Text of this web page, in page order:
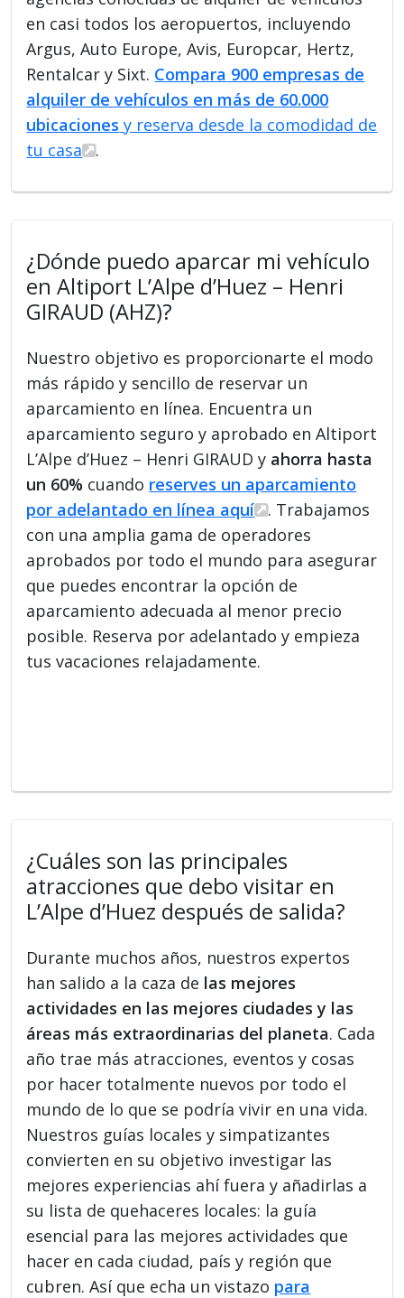
en casi todos los aeropuertos, incluyendo
Argus, Auto Europe, Avis, Europcar, Hertz,
Rentalcar y Sixt. Compara 900 empresas de
alquiler de vehículos en más de 60.000
ubicaciones y reserva desde la comodidad de
tu casa
.
¿Dónde puedo aparcar mi vehículo
en Altiport L’Alpe d’Huez – Henri
GIRAUD (AHZ)?
Nuestro objetivo es proporcionarte el modo
más rápido y sencillo de reservar un
aparcamiento en línea. Encuentra un
aparcamiento seguro y aprobado en Altiport
L’Alpe d’Huez – Henri GIRAUD y ahorra hasta
un 60% cuando reserves un aparcamiento
por adelantado en línea aquí
. Trabajamos
con una amplia gama de operadores
aprobados por todo el mundo para asegurar
que puedes encontrar la opción de
aparcamiento adecuada al menor precio
posible. Reserva por adelantado y empieza
tus vacaciones relajadamente.
¿Cuáles son las principales
atracciones que debo visitar en
L’Alpe d’Huez después de salida?
Durante muchos años, nuestros expertos
han salido a la caza de las mejores
actividades en las mejores ciudades y las
áreas más extraordinarias del planeta. Cada
año trae más atracciones, eventos y cosas
por hacer totalmente nuevos por todo el
mundo de lo que se podría vivir en una vida.
Nuestros guías locales y simpatizantes
convierten en su objetivo investigar las
mejores experiencias ahí fuera y añadirlas a
su lista de quehaceres locales: la guía
esencial para las mejores actividades que
hacer en cada ciudad, país y región que
cubren. Así que echa un vistazo para